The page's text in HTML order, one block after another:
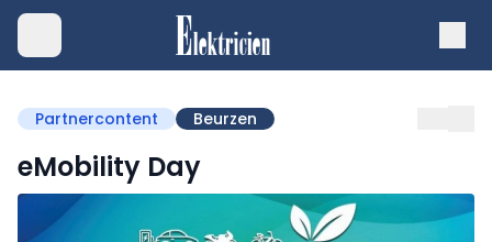
Partnercontent Beurzen
eMobility Day